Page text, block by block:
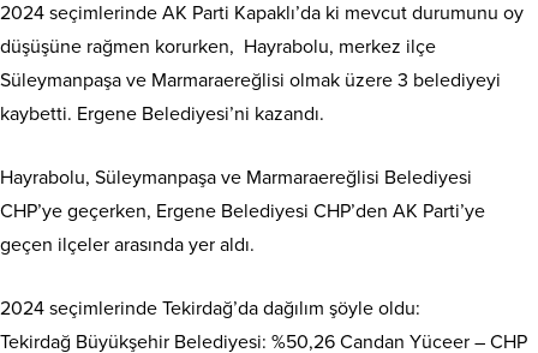
2024 seçimlerinde AK Parti Kapaklı’da ki mevcut durumunu oy
düşüşüne rağmen korurken, Hayrabolu, merkez ilçe
Süleymanpaşa ve Marmaraereğlisi olmak üzere 3 belediyeyi
kaybetti. Ergene Belediyesi’ni kazandı.
Hayrabolu, Süleymanpaşa ve Marmaraereğlisi Belediyesi
CHP’ye geçerken, Ergene Belediyesi CHP’den AK Parti’ye
geçen ilçeler arasında yer aldı.
2024 seçimlerinde Tekirdağ’da dağılım şöyle oldu:
Tekirdağ Büyükşehir Belediyesi: %50,26 Candan Yüceer – CHP